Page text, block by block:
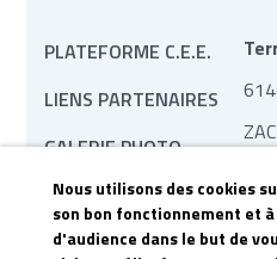
PLATEFORME C.E.E.
LIENS PARTENAIRES
GALERIE PHOTO
MARCHÉS PUBLICS
REVUE DE PRESSE
Nous utilisons des cookies
son bon fonctionnement et
d'audience dans le but de